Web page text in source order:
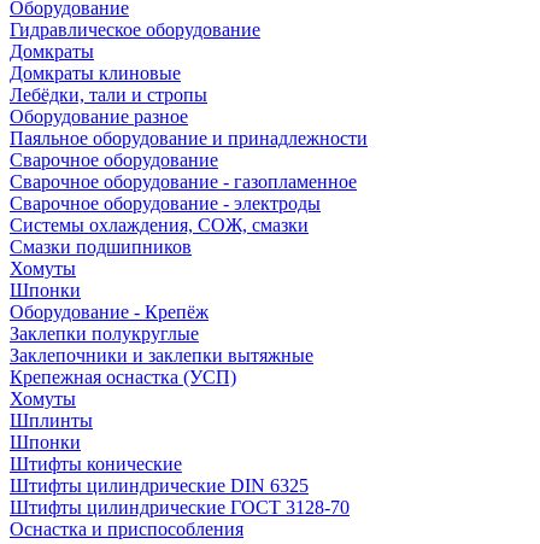
Оборудование
Гидравлическое оборудование
Домкраты
Домкраты клиновые
Лебёдки, тали и стропы
Оборудование разное
Паяльное оборудование и принадлежности
Сварочное оборудование
Сварочное оборудование - газопламенное
Сварочное оборудование - электроды
Системы охлаждения, СОЖ, смазки
Смазки подшипников
Хомуты
Шпонки
Оборудование - Крепёж
Заклепки полукруглые
Заклепочники и заклепки вытяжные
Крепежная оснастка (УСП)
Хомуты
Шплинты
Шпонки
Штифты конические
Штифты цилиндрические DIN 6325
Штифты цилиндрические ГОСТ 3128-70
Оснастка и приспособления